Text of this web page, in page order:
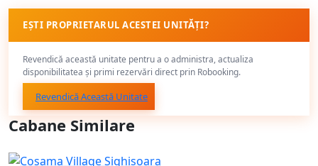
EȘTI PROPRIETARUL ACESTEI UNITĂȚI?
Revendică această unitate pentru a o administra, actualiza
disponibilitatea și primi rezervări direct prin Robooking.
Revendică Această Unitate
Cabane Similare